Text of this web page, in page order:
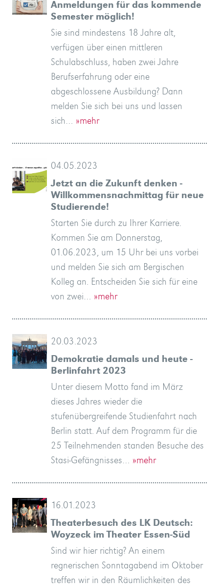
Anmeldungen für das kommende
Semester möglich!
Sie sind mindestens 18 Jahre alt,
verfügen über einen mittleren
Schulabschluss, haben zwei Jahre
Berufserfahrung oder eine
abgeschlossene Ausbildung? Dann
melden Sie sich bei uns und lassen
sich… »mehr
04.05.2023
Jetzt an die Zukunft denken -
Willkommensnachmittag für neue
Studierende!
Starten Sie durch zu Ihrer Karriere.
Kommen Sie am Donnerstag,
01.06.2023, um 15 Uhr bei uns vorbei
und melden Sie sich am Bergischen
Kolleg an. Entscheiden Sie sich für eine
von zwei… »mehr
20.03.2023
Demokratie damals und heute -
Berlinfahrt 2023
Unter diesem Motto fand im März
dieses Jahres wieder die
stufenübergreifende Studienfahrt nach
Berlin statt. Auf dem Programm für die
25 Teilnehmenden standen Besuche des
Stasi-Gefängnisses… »mehr
16.01.2023
Theaterbesuch des LK Deutsch:
Woyzeck im Theater Essen-Süd
Sind wir hier richtig? An einem
regnerischen Sonntagabend im Oktober
treffen wir in den Räumlichkeiten des